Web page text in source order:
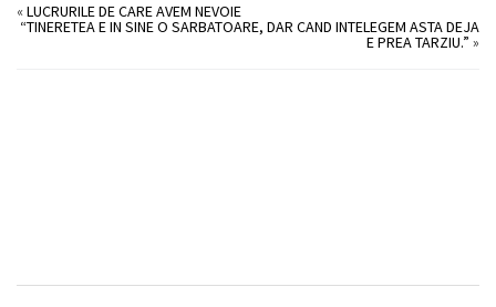
«LUCRURILE DE CARE AVEM NEVOIE
“TINERETEA E IN SINE O SARBATOARE, DAR CAND INTELEGEM ASTA DEJA
E PREA TARZIU.” »